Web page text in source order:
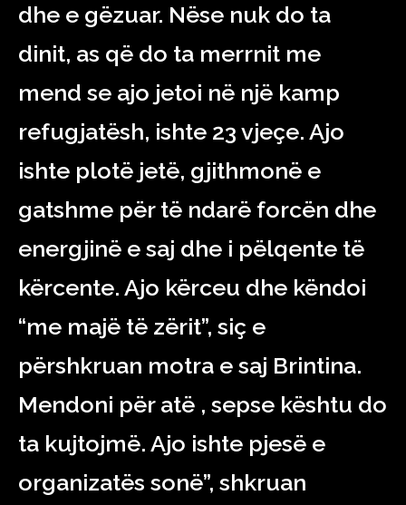
dhe e gëzuar. Nëse nuk do ta
dinit, as që do ta merrnit me
mend se ajo jetoi në një kamp
refugjatësh, ishte 23 vjeçe. Ajo
ishte plotë jetë, gjithmonë e
gatshme për të ndarë forcën dhe
energjinë e saj dhe i pëlqente të
kërcente. Ajo kërceu dhe këndoi
“me majë të zërit”, siç e
përshkruan motra e saj Brintina.
Mendoni për atë , sepse kështu do
ta kujtojmë. Ajo ishte pjesë e
organizatës sonë”, shkruan